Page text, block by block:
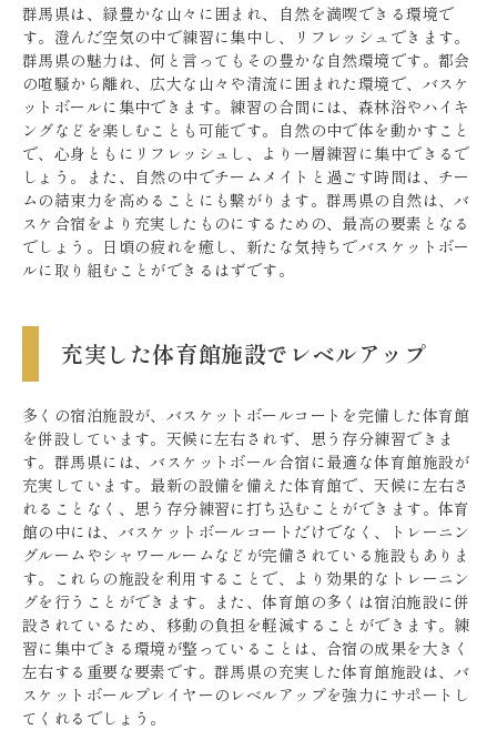
群馬県は、緑豊かな山々に囲まれ、自然を満喫できる環境で
す。澄んだ空気の中で練習に集中し、リフレッシュできます。
群馬県の魅力は、何と言ってもその豊かな自然環境です。都会
の喧騒から離れ、広大な山々や清流に囲まれた環境で、バスケ
ットボールに集中できます。練習の合間には、森林浴やハイキ
ングなどを楽しむことも可能です。自然の中で体を動かすこと
で、心身ともにリフレッシュし、より一層練習に集中できるで
しょう。また、自然の中でチームメイトと過ごす時間は、チー
ムの結束力を高めることにも繋がります。群馬県の自然は、バ
スケ合宿をより充実したものにするための、最高の要素となる
でしょう。日頃の疲れを癒し、新たな気持ちでバスケットボー
ルに取り組むことができるはずです。
充実した体育館施設でレベルアップ
多くの宿泊施設が、バスケットボールコートを完備した体育館
を併設しています。天候に左右されず、思う存分練習できま
す。群馬県には、バスケットボール合宿に最適な体育館施設が
充実しています。最新の設備を備えた体育館で、天候に左右さ
れることなく、思う存分練習に打ち込むことができます。体育
館の中には、バスケットボールコートだけでなく、トレーニン
グルームやシャワールームなどが完備されている施設もありま
す。これらの施設を利用することで、より効果的なトレーニン
グを行うことができます。また、体育館の多くは宿泊施設に併
設されているため、移動の負担を軽減することができます。練
習に集中できる環境が整っていることは、合宿の成果を大きく
左右する重要な要素です。群馬県の充実した体育館施設は、バ
スケットボールプレイヤーのレベルアップを強力にサポートし
てくれるでしょう。